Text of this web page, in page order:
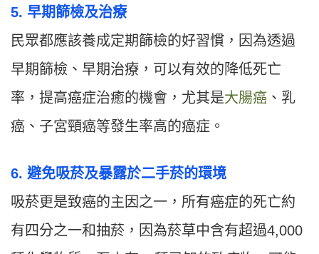
5. 早期篩檢及治療
民眾都應該養成定期篩檢的好習慣，因為透過
早期篩檢、早期治療，可以有效的降低死亡
率，提高癌症治癒的機會，尤其是大腸癌 、乳
癌、子宮頸癌等發生率高的癌症。
6. 避免吸菸及暴露於二手菸的環境
吸菸更是致癌的主因之一，所有癌症的死亡約
有四分之一和抽菸，因為菸草中含有超過4,000